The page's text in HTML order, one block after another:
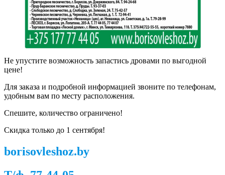
Не упустите возможность запастись дровами по выгодной
цене!
Для заказа и подробной информацией звоните по телефонам,
удобным вам по месту расположения.
Спешите, количество ограничено!
Скидка только до 1 сентября!
borisovleshoz.by